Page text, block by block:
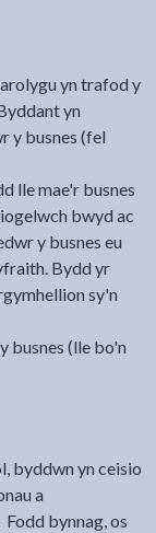
yn trafod y
yn
y busnes (fel
lle mae'r busnes
bwyd ac
y busnes eu
Bydd yr
sy'n
busnes (lle bo'n
byddwn yn ceisio
a
bynnag, os